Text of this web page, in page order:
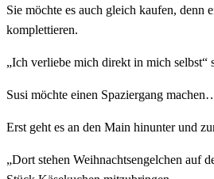
Sie möchte es auch gleich kaufen, denn
komplettieren.
„Ich verliebe mich direkt in mich
Susi möchte einen Spaziergang
Erst geht es an den Main hinunter und
„Dort stehen Weihnachtsengelchen auf